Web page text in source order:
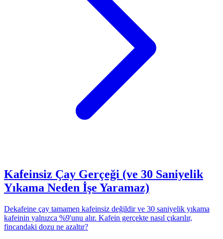
Kafeinsiz Çay Gerçeği (ve 30 Saniyelik
Yıkama Neden İşe Yaramaz)
Dekafeine çay tamamen kafeinsiz değildir ve 30 saniyelik yıkama
kafeinin yalnızca %9'unu alır. Kafein gerçekte nasıl çıkarılır,
fincandaki dozu ne azaltır?